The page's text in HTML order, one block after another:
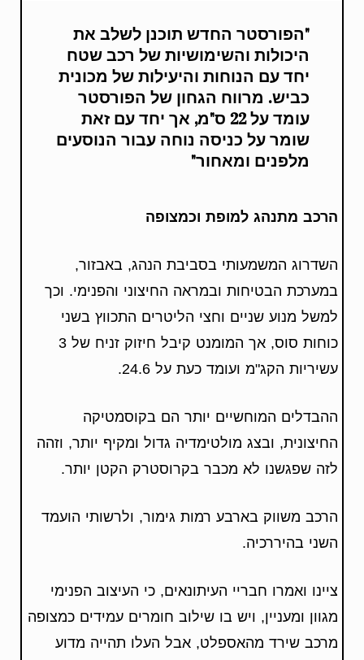
"הפורסטר החדש תוכנן לשלב את
היכולות והשימושיות של רכב שטח
יחד עם הנוחות והיעילות של מכונית
כביש. מרווח הגחון של הפורסטר
עומד על 22 ס"מ, אך יחד עם זאת
שומר על כניסה נוחה עבור הנוסעים
מלפנים ומאחור"
הרכב מתנהג למופת וכמצופה
השדרוג המשמעותי בסביבת הנהג, באבזור,
במערכת הבטיחות ובמראה החיצוני והפנימי. וכך
למשל מנוע שניים וחצי הליטרים התכווץ בשני
כוחות סוס, אך המומנט קיבל חיזוק זניח של 3
עשיריות הקג"מ ועומד כעת על 24.6.
ההבדלים המוחשיים יותר הם בקוסמטיקה
החיצונית, ובצג מולטימדיה גדול ומקיף יותר, וזהה
לזה שפגשנו לא מכבר בקרוסטרק הקטן יותר.
הרכב משווק בארבע רמות גימור, ולרשותי הועמד
השני בהיררכיה.
ציינו ואמרו חבריי העיתונאים, כי העיצוב הפנימי
מגוון ומעניין, ויש בו שילוב חומרים עמידים כמצופה
מרכב שירד מהאספלט, אבל העלו תהייה מדוע